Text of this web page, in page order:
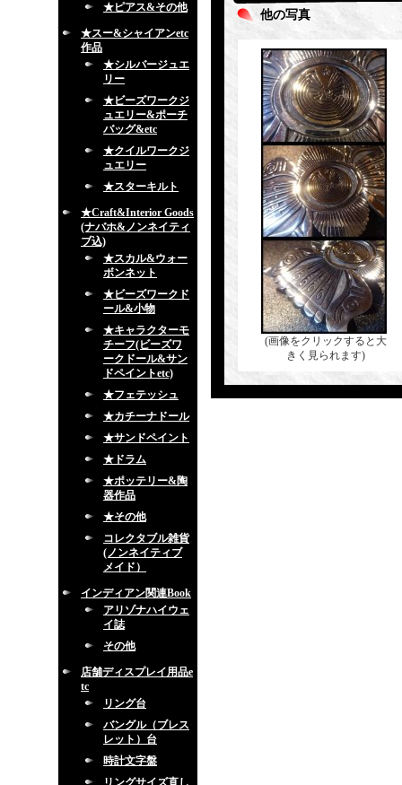
★ピアス&その他
★スー&シャイアンetc
作品
★シルバージュエ
リー
★ビーズワークジ
ュエリー&ポーチ
バッグ&etc
★クイルワークジ
ュエリー
★スターキルト
★Craft&Interior Goods
(ナバホ&ノンネイティ
ブ込)
★スカル&ウォー
ボンネット
★ビーズワークド
ール&小物
★キャラクターモ
チーフ(ビーズワ
ークドール&サン
ドペイントetc)
★フェテッシュ
★カチーナドール
★サンドペイント
★ドラム
★ポッテリー&陶
器作品
★その他
コレクタブル雑貨
(ノンネイティブ
メイド）
インディアン関連Book
アリゾナハイウェ
イ誌
その他
店舗ディスプレイ用品e
tc
リング台
バングル（ブレス
レット）台
時計文字盤
リングサイズ直し
他の写真
(画像をクリックすると大
きく見られます)